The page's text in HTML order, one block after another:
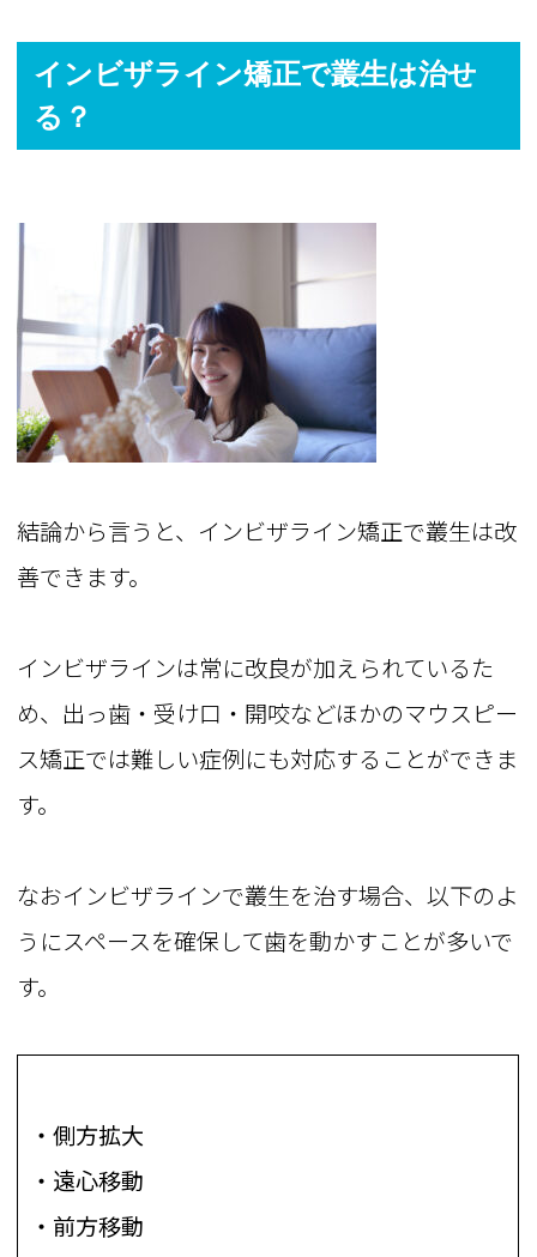
インビザライン矯正で叢生は治せ
る？
結論から言うと、インビザライン矯正で叢生は改
善できます。
インビザラインは常に改良が加えられているた
め、出っ歯・受け口・開咬などほかのマウスピー
ス矯正では難しい症例にも対応することができま
す。
なおインビザラインで叢生を治す場合、以下のよ
うにスペースを確保して歯を動かすことが多いで
す。
・側方拡大
・遠心移動
・前方移動